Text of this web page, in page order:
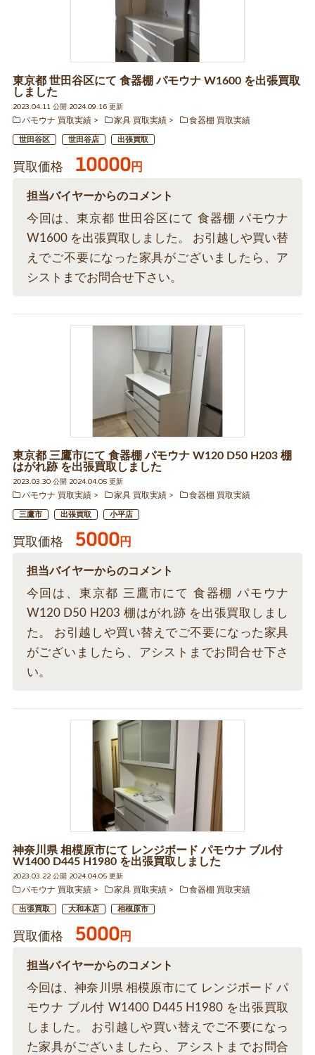
東京都 世田谷区にて 食器棚 パモウナ W1600 を出張買取
しました
2023.04.11 公開 2024.09.16 更新
パモウナ 買取実績
家具 買取実績 食器棚 買取実績
世田谷区 世田谷店 出張買取
買取価格 10000円
担当バイヤーからのコメント
今回は、東京都 世田谷区にて 食器棚 パモウナ
W1600 を出張買取しました。 お引越しや買い替
えでご不要になった家具がございましたら、ア
シストまでお問合せ下さい。
東京都 三鷹市にて 食器棚 パモウナ W120 D50 H203 棚
はがれ跡 を出張買取しました
2023.03.30 公開 2024.04.05 更新
パモウナ 買取実績
家具 買取実績 食器棚 買取実績
三鷹市 出張買取 小平店
買取価格 5000円
担当バイヤーからのコメント
今回は、東京都 三鷹市にて 食器棚 パモウナ
W120 D50 H203 棚はがれ跡 を出張買取しまし
た。 お引越しや買い替えでご不要になった家具
がございましたら、アシストまでお問合せ下さ
い。
神奈川県 相模原市にて レンジボード パモウナ ブル付
W1400 D445 H1980 を出張買取しました
2023.03.22 公開 2024.04.05 更新
パモウナ 買取実績
家具 買取実績 食器棚 買取実績
出張買取 大和本店 相模原市
買取価格 5000円
担当バイヤーからのコメント
今回は、神奈川県 相模原市にて レンジボード パ
モウナ ブル付 W1400 D445 H1980 を出張買取
しました。 お引越しや買い替えでご不要になっ
た家具がございましたら、アシストまでお問合